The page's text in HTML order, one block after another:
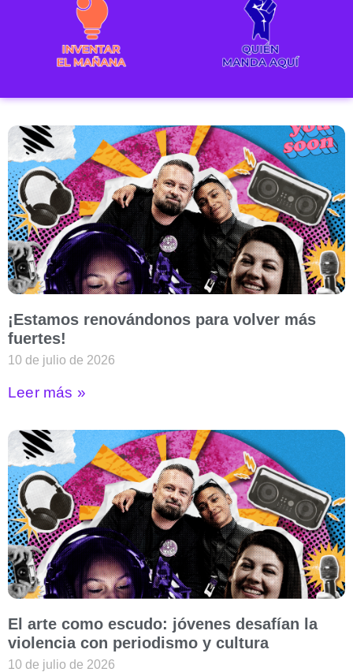
¡Estamos renovándonos para volver más
fuertes!
10 de julio de 2026
Leer más »
El arte como escudo: jóvenes desafían la
violencia con periodismo y cultura
10 de julio de 2026